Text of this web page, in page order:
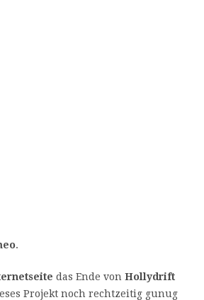
.
das Ende von Hollydrift
Projekt noch rechtzeitig gunug